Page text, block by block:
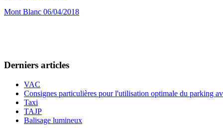
Mont Blanc 06/04/2018
Derniers articles
VAC
Consignes particulières pour l'utilisation optimale du parking
Taxi
TAJP
Balisage lumineux